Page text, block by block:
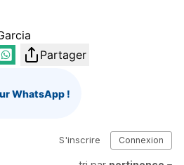
Partager
WhatsApp !